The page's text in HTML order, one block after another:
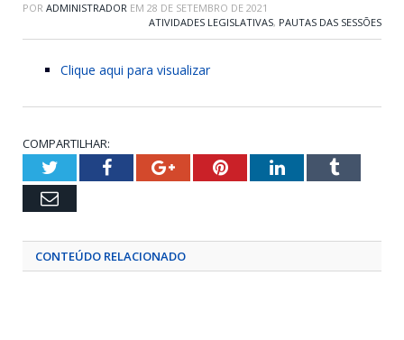
POR ADMINISTRADOR EM 28 DE SETEMBRO DE 2021
ATIVIDADES LEGISLATIVAS, PAUTAS DAS SESSÕES
Clique aqui para visualizar
COMPARTILHAR:
TwitterFacebookGoogle+PinterestLinkedInTumblr
Email
CONTEÚDO RELACIONADO